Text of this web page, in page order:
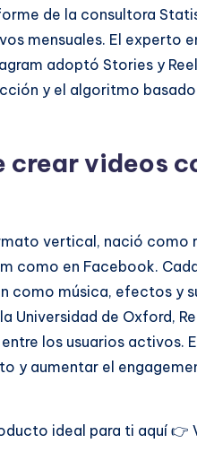
de la consultora
mensuales. El experto
adoptó Stories y
y el algoritmo
crear videos
vertical, nació como
como en Facebook.
como música, efectos y
Universidad de Oxford,
los usuarios
y aumentar el
ideal para ti aquí 👉